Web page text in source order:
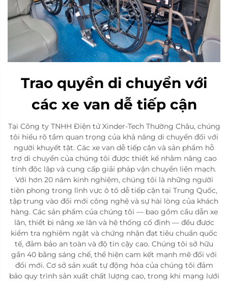
Trao quyền di chuyển với
các xe van dễ tiếp cận
Tại Công ty TNHH Điện tử Xinder-Tech Thường Châu, chúng
tôi hiểu rõ tầm quan trọng của khả năng di chuyển đối với
người khuyết tật. Các xe van dễ tiếp cận và sản phẩm hỗ
trợ di chuyển của chúng tôi được thiết kế nhằm nâng cao
tính độc lập và cung cấp giải pháp vận chuyển liền mạch.
Với hơn 20 năm kinh nghiệm, chúng tôi là những người
tiên phong trong lĩnh vực ô tô dễ tiếp cận tại Trung Quốc,
tập trung vào đổi mới công nghệ và sự hài lòng của khách
hàng. Các sản phẩm của chúng tôi — bao gồm cầu dẫn xe
lăn, thiết bị nâng xe lăn và hệ thống cố định — đều được
kiểm tra nghiêm ngặt và chứng nhận đạt tiêu chuẩn quốc
tế, đảm bảo an toàn và độ tin cậy cao. Chúng tôi sở hữu
gần 40 bằng sáng chế, thể hiện cam kết mạnh mẽ đối với
đổi mới. Cơ sở sản xuất tự động hóa của chúng tôi đảm
bảo quy trình sản xuất chất lượng cao, trong khi mạng lưới